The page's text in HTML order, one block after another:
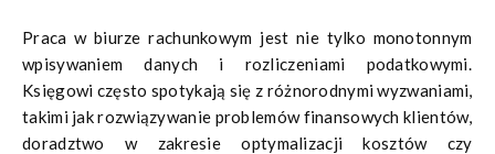
Praca w biurze rachunkowym jest nie tylko monotonnym
wpisywaniem danych i rozliczeniami podatkowymi.
Księgowi często spotykają się z różnorodnymi wyzwaniami,
takimi jak rozwiązywanie problemów finansowych klientów,
doradztwo w zakresie optymalizacji kosztów czy